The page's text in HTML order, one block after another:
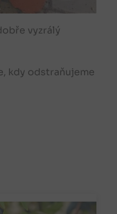
vyzrálý
kdy odstraňujeme